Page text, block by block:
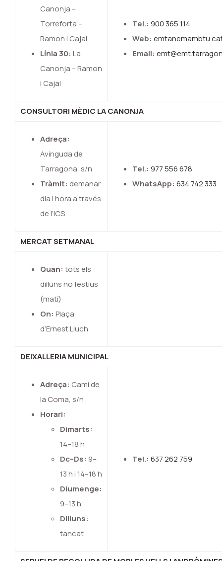
Canonja –
Torreforta –
Ramon i Cajal
Línia 30: La
Canonja – Ramon
i Cajal
Tel.: 900 365 114
Web:
Email:
CONSULTORI MÈDIC LA CANONJA
Adreça:
Avinguda de
Tarragona, s/n
Tràmit: demanar
dia i hora a través
de l’ICS
Tel.: 977 556 678
WhatsApp: 634 742 333
MERCAT SETMANAL
Quan: tots els
dilluns no festius
(matí)
On: Plaça
d’Ernest Lluch
DEIXALLERIA MUNICIPAL
Adreça: Camí de
la Coma, s/n
Horari:
Dimarts:
14–18 h
Dc–Ds: 9–
13 h i 14–18 h
Diumenge:
9–13 h
Dilluns:
tancat
Tel.: 637 262 759